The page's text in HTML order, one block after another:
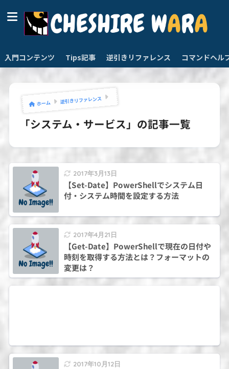
入門コンテンツ Tips記事 逆引きリファレンス コマンドヘル
ホーム 逆引きリファレンス
「システム・サービス」の記事一覧
2017年3月13日
【Set-Date】PowerShellでシステム日
付・システム時間を設定する方法
2017年4月21日
【Get-Date】PowerShellで現在の日付や
時刻を取得する方法とは？フォーマットの
変更は？
2017年10月12日